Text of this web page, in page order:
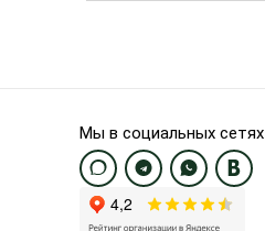
Мы в социальных сетях